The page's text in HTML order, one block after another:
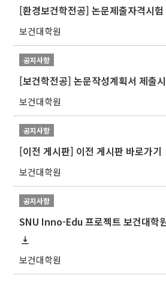
[환경보건학전공] 논문제출자격시
보건대학원
공지사항
[보건학전공] 논문작성계획서 제출
보건대학원
공지사항
[이전 게시판] 이전 게시판 바로가기
보건대학원
공지사항
보건대학원